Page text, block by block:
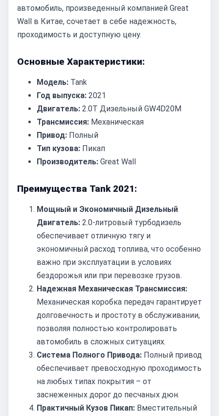
автомобиль, произведенный компанией Great
Wall в Китае, сочетает в себе надежность,
проходимость и доступную цену.
Основные Характеристики:
Модель: Tank
Год выпуска: 2021
Двигатель: 2.0T Дизельный GW4D20M
Трансмиссия: Механическая
Привод: Полный
Тип кузова: Пикап
Производитель: Great Wall
Преимущества Tank 2021:
Мощный и Экономичный Дизельный
Двигатель: 2.0-литровый турбодизель
обеспечивает отличную тягу и
экономичный расход топлива, что особенно
важно при эксплуатации в условиях
бездорожья или при перевозке грузов.
Надежная Механическая Трансмиссия:
Механическая коробка передач гарантирует
долговечность и простоту в обслуживании,
позволяя полностью контролировать
автомобиль в сложных ситуациях.
Система Полного Привода: Полный привод
обеспечивает превосходную проходимость
на любых типах покрытия – от
заснеженных дорог до песчаных дюн.
Практичный Кузов Пикап: Вместительный